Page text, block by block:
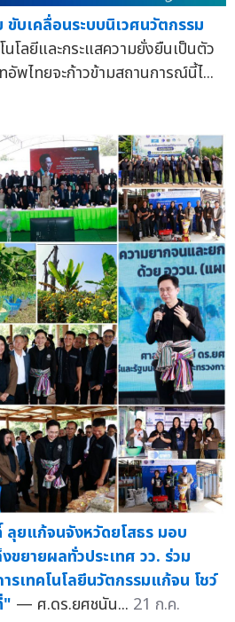
บเคลื่อนระบบนิเวศนวัตกรรม
โลยีและกระแสความยั่งยืนเป็นตัว
พไทยจะก้าวข้ามสถานการณ์นี้ไ...
ยแก้จนจังหวัดยโสธร มอบ
ขยายผลทั่วประเทศ วว. ร่วม
เทคโนโลยีนวัตกรรมแก้จน โชว์
" — ศ.ดร.ยศชนัน... 21 ก.ค.